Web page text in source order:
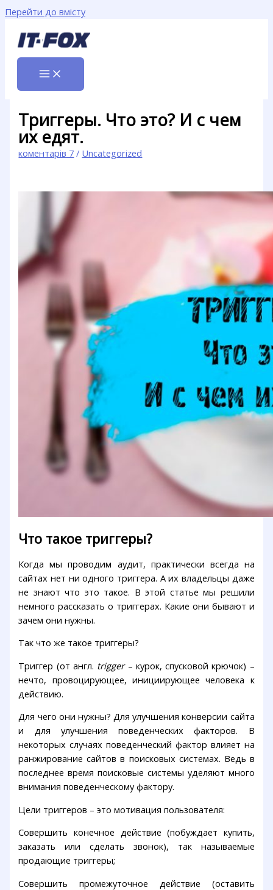
Перейти до вмісту
Триггеры. Что это? И с чем
их едят.
коментарів 7 / Uncategorized
Что такое триггеры?
Когда мы проводим аудит, практически всегда на
сайтах нет ни одного триггера. А их владельцы даже
не знают что это такое. В этой статье мы решили
немного рассказать о триггерах. Какие они бывают и
зачем они нужны.
Так что же такое триггеры?
Триггер (от англ. trigger– курок, спусковой крючок) –
нечто, провоцирующее, инициирующее человека к
действию.
Для чего они нужны? Для улучшения конверсии сайта
и для улучшения поведенческих факторов. В
некоторых случаях поведенческий фактор влияет на
ранжирование сайтов в поисковых системах. Ведь в
последнее время поисковые системы уделяют много
внимания поведенческому фактору.
Цели триггеров – это мотивация пользователя:
Совершить конечное действие (побуждает купить,
заказать или сделать звонок), так называемые
продающие триггеры;
Совершить промежуточное действие (оставить